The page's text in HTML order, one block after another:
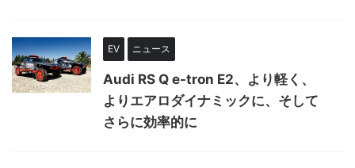
EV ニュース
Audi RS Q e-tron E2、より軽く、
よりエアロダイナミックに、そして
さらに効率的に